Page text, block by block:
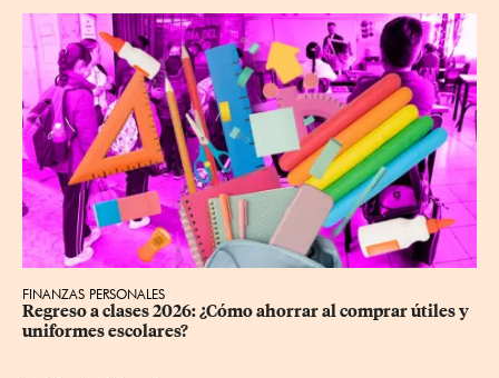
FINANZAS PERSONALES
Regreso a clases 2026: ¿Cómo ahorrar al comprar útiles y
uniformes escolares?